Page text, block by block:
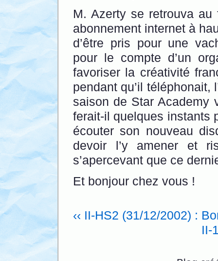
M. Azerty se retrouva
abonnement internet à
d’être pris pour une
pour le compte d’un
favoriser la créativité
pendant qu’il téléphonait,
saison de Star Academy
ferait-il quelques instants
écouter son nouveau
devoir l’y amener et
s’apercevant que ce
Et bonjour chez vous !
‹‹ II-HS2 (31/12/2002) :
II-